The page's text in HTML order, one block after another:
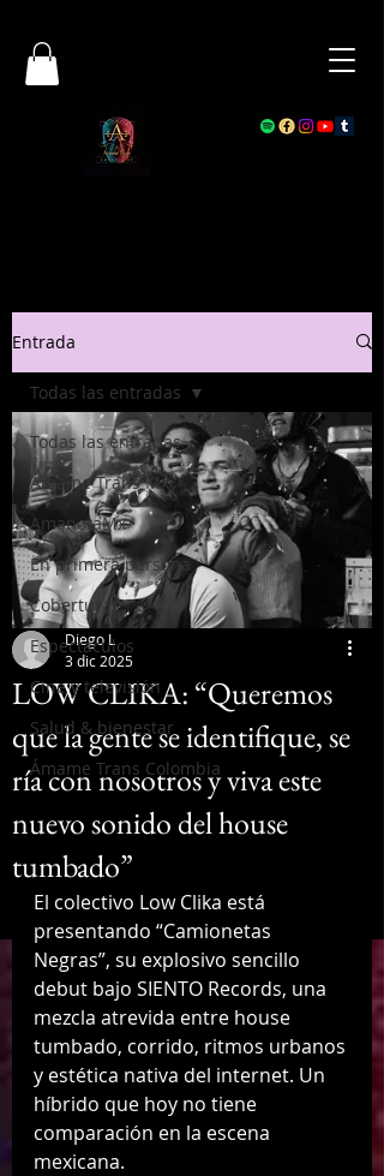
Entrada
Todas las entradas
Ámame Trans Mx
AmanotaMx
En primera persona
Coberturas
Espectáculos
Cine y televisión
Salud & bienestar
Ámame Trans Colombia
Todas las entradas
LOW CLIKA: “Queremos
que la gente se identifique, se
ría con nosotros y viva este
nuevo sonido del house
tumbado”
Diego L
3 dic 2025
El colectivo Low Clika está
presentando “Camionetas
Negras”, su explosivo sencillo
debut bajo SIENTO Records, una
mezcla atrevida entre house
tumbado, corrido, ritmos urbanos
y estética nativa del internet. Un
híbrido que hoy no tiene
comparación en la escena
mexicana.